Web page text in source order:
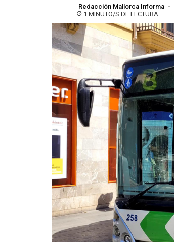
Redacción Mallorca Informa
1 MINUTO/S DE LECTURA